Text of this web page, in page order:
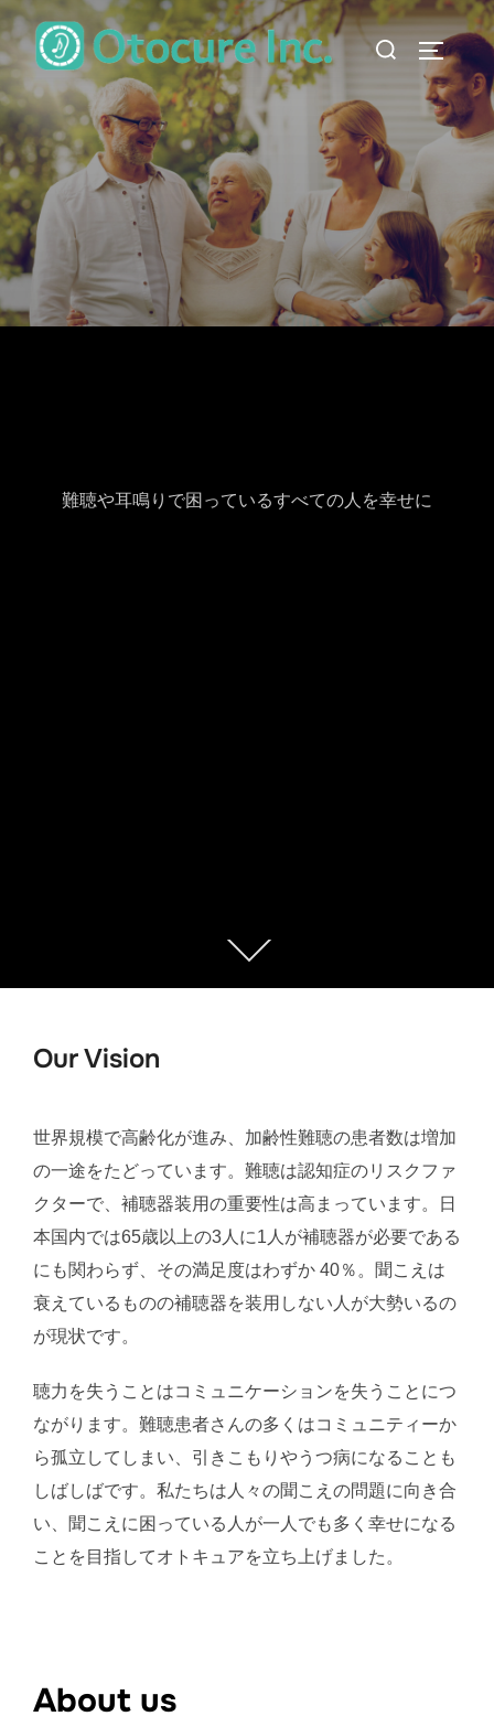
コ
ン
ツ
へ
ス
キ
ッ
検
対
象:
サイドバ
難聴や耳鳴りで困っているすべての人を幸せに
文
ロ
ー
ル
Our Vision
世界規模で高齢化が進み、加齢性難聴の患者数は増加
の一途をたどっています。難聴は認知症のリスクファ
クターで、補聴器装用の重要性は高まっています。日
本国内では65歳以上の3人に1人が補聴器が必要である
にも関わらず、その満足度はわずか 40％。聞こえは
衰えているものの補聴器を装用しない人が大勢いるの
が現状です。
聴力を失うことはコミュニケーションを失うことにつ
ながります。難聴患者さんの多くはコミュニティーか
ら孤立してしまい、引きこもりやうつ病になることも
しばしばです。私たちは人々の聞こえの問題に向き合
い、聞こえに困っている人が一人でも多く幸せになる
ことを目指してオトキュアを立ち上げました。
About us